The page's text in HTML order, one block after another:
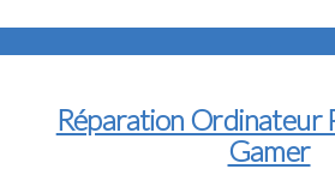
Réparation Ordinateur
Gamer